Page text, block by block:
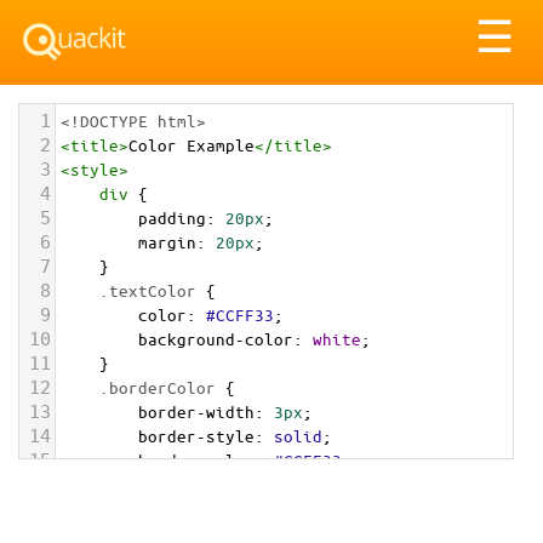
☰
1 <!DOCTYPE html>
2 <title>Color Example</title>
3 <style>
4 div {
5 padding: 20px;
6 margin: 20px;
7 }
8 .textColor {
9 color: #CCFF33;
10 background-color: white;
11 }
12 .borderColor {
13 border-width: 3px;
14 border-style: solid;
15 border-color: #CCFF33;